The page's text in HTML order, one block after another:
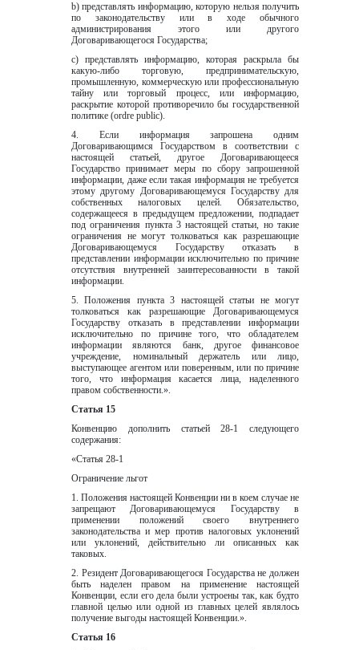
b) представлять информацию, которую нельзя получить
по законодательству или в ходе обычного
администрирования этого или другого
Договаривающегося Государства;
c) представлять информацию, которая раскрыла бы
какую-либо торговую, предпринимательскую,
промышленную, коммерческую или профессиональную
тайну или торговый процесс, или информацию,
раскрытие которой противоречило бы государственной
политике (ordre public).
4. Если информация запрошена одним
Договаривающимся Государством в соответствии с
настоящей статьей, другое Договаривающееся
Государство принимает меры по сбору запрошенной
информации, даже если такая информация не требуется
этому другому Договаривающемуся Государству для
собственных налоговых целей. Обязательство,
содержащееся в предыдущем предложении, подпадает
под ограничения пункта 3 настоящей статьи, но такие
ограничения не могут толковаться как разрешающие
Договаривающемуся Государству отказать в
представлении информации исключительно по причине
отсутствия внутренней заинтересованности в такой
информации.
5. Положения пункта 3 настоящей статьи не могут
толковаться как разрешающие Договаривающемуся
Государству отказать в представлении информации
исключительно по причине того, что обладателем
информации являются банк, другое финансовое
учреждение, номинальный держатель или лицо,
выступающее агентом или поверенным, или по причине
того, что информация касается лица, наделенного
правом собственности.».
Статья 15
Конвенцию дополнить статьей 28-1 следующего
содержания:
«Статья 28-1
Ограничение льгот
1. Положения настоящей Конвенции ни в коем случае не
запрещают Договаривающемуся Государству в
применении положений своего внутреннего
законодательства и мер против налоговых уклонений
или уклонений, действительно ли описанных как
таковых.
2. Резидент Договаривающегося Государства не должен
быть наделен правом на применение настоящей
Конвенции, если его дела были устроены так, как будто
главной целью или одной из главных целей являлось
получение выгоды настоящей Конвенции.».
Статья 16